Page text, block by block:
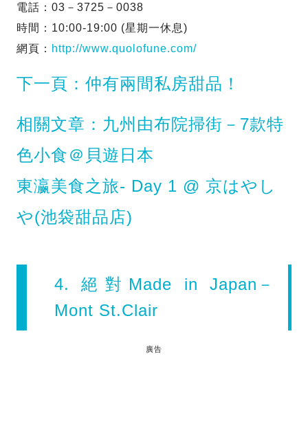
電話：03－3725－0038
時間：10:00-19:00 (星期一休息)
網頁： http://www.quolofune.com/
下一頁：仲有兩間私房甜品！
相關文章：九州由布院掃街－7款特
色小食＠貝遊日本
東瀛美食之旅- Day 1 @ 京はやし
や(池袋甜品店)
4. 絕對Made in Japan－
Mont St.Clair
廣告